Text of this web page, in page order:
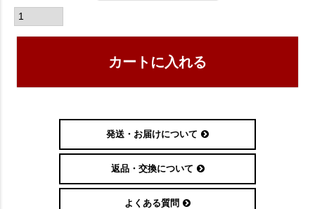
カートに入れる
発送・お届けについて
返品・交換について
よくある質問